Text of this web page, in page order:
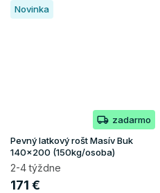
Novinka
zadarmo
Pevný latkový rošt Masív Buk
140x200 (150kg/osoba)
2-4 týždne
171 €